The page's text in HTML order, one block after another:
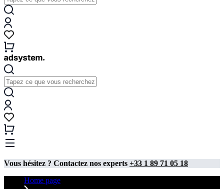
Vous hésitez ? Contactez nos experts +33 1 89 71 05 18
Home page